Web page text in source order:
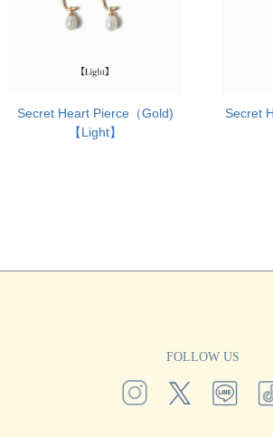
Secret Heart Pierce（Gold)
【Light】
Secret
FOLLOW US